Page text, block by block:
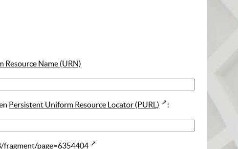
Resource Name (URN)
Persistent Uniform Resource Locator (PURL) :
fragment/page=6354404